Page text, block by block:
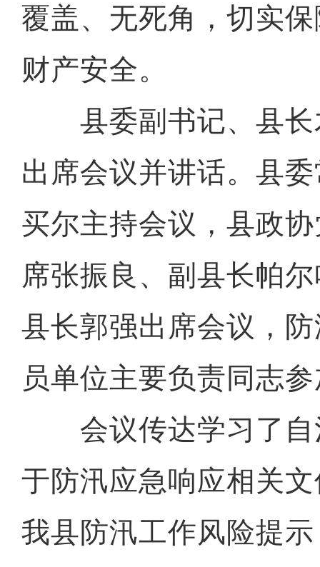
覆盖、无死角，切实
财产安全。
县委副书记、县长
出席会议并讲话。县
买尔主持会议，县政
席张振良、副县长帕
县长郭强出席会议，
员单位主要负责同志
会议传达学习了自
于防汛应急响应相关
我县防汛工作风险提